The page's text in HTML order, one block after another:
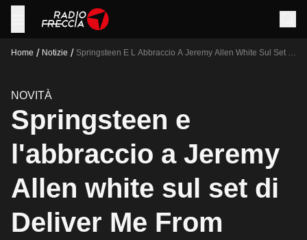
Home / Notizie / Springsteen E L Abbraccio A Jeremy Allen White Sul Set Di
NOVITÀ
Springsteen e
l'abbraccio a Jeremy
Allen white sul set di
Deliver Me From